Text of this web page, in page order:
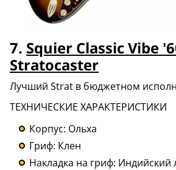
7. Squier Classic Vibe
Stratocaster
Лучший Strat в бюджетном
ТЕХНИЧЕСКИЕ ХАРАКТЕРИСТИКИ
Корпус: Ольха
Гриф: Клен
Накладка на гриф: Индийский